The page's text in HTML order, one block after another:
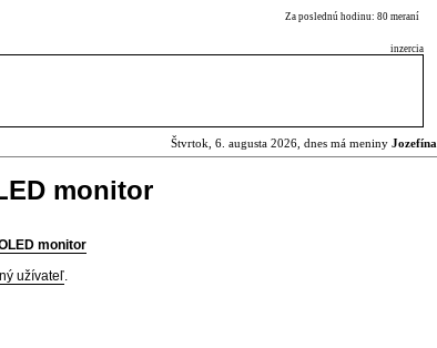
Za poslednú hodinu: 80 meraní
inzercia
Štvrtok, 6. augusta 2026, dnes má meniny Jozefína
monitor
monitor
užívateľ.